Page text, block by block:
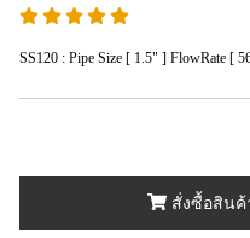
SS120 : Pipe Size [ 1.5" ] FlowRate [
สั่งซื้อสินค้